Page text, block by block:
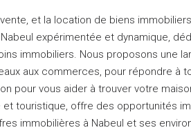
et la location de biens
expérimentée et dynamique,
immobiliers. Nous proposons une
aux commerces, pour répondre à
pour vous aider à trouver votre
touristique, offre des opportunités
immobilières à Nabeul et ses